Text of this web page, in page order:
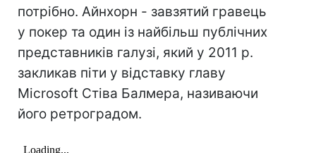
потрібно. Айнхорн - завзятий гравець
у покер та один із найбільш публічних
представників галузі, який у 2011 р.
закликав піти у відставку главу
Microsoft Стіва Балмера, називаючи
його ретроградом.